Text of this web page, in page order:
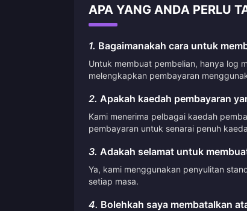
APA YANG ANDA PERLU
1. Bagaimanakah cara untuk
Untuk membuat pembelian, hanya log
melengkapkan pembayaran
2. Apakah kaedah pembayaran
Kami menerima pelbagai kaedah
pembayaran untuk senarai penuh
3. Adakah selamat untuk
Ya, kami menggunakan penyulitan
setiap masa.
4. Bolehkah saya membatalkan